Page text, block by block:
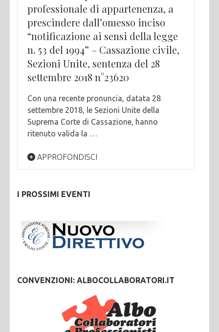
professionale di appartenenza, a
prescindere dall’omesso inciso
“notificazione ai sensi della legge
n. 53 del 1994” – Cassazione civile,
Sezioni Unite, sentenza del 28
settembre 2018 n°23620
Con una recente pronuncia, datata 28
settembre 2018, le Sezioni Unite della
Suprema Corte di Cassazione, hanno
ritenuto valida la …
APPROFONDISCI
I PROSSIMI EVENTI
CONVENZIONI: ALBOCOLLABORATORI.IT